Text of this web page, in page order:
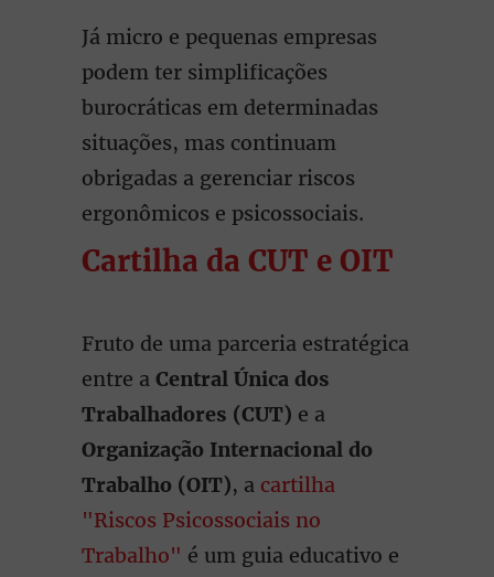
Já micro e pequenas empresas
podem ter simplificações
burocráticas em determinadas
situações, mas continuam
obrigadas a gerenciar riscos
ergonômicos e psicossociais.
Cartilha da CUT e OIT
Fruto de uma parceria estratégica
entre a Central Única dos
Trabalhadores (CUT) e a
Organização Internacional do
Trabalho (OIT), a cartilha
"Riscos Psicossociais no
Trabalho" é um guia educativo e